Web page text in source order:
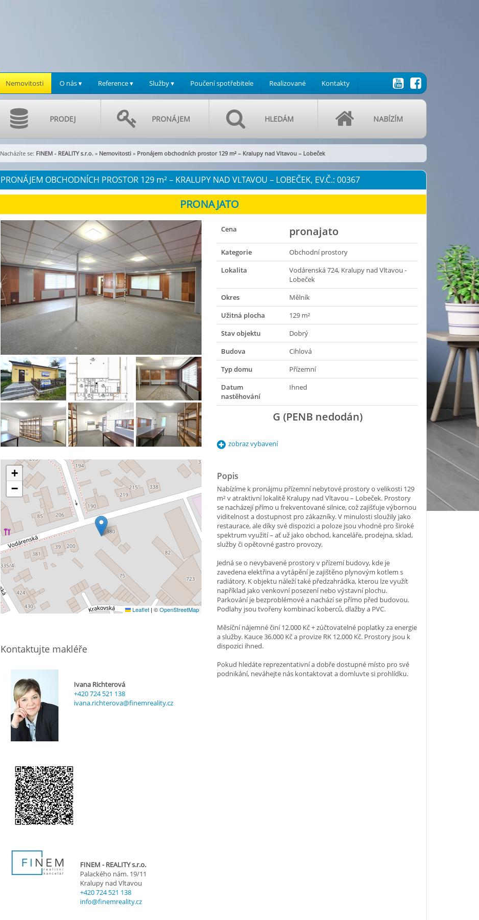
Nemovitosti O nás ▾ Reference ▾ Služby ▾ Poučení spotřebitele Realizované Kontakty
PRODEJ PRONÁJEM HLEDÁM NABÍZÍM
Nacházíte se: FINEM - REALITY s.r.o. » Nemovitosti » Pronájem obchodních prostor 129 m² – Kralupy nad Vltavou – Lobeček
PRONÁJEM OBCHODNÍCH PROSTOR 129 m²– KRALUPY NAD VLTAVOU – LOBEČEK, EV.Č.: 00367
+
−
Leaflet | ©OpenStreetMap
Kontaktujte makléře
Ivana Richterová
+420 724 521 138
ivana.richterova@finemreality.cz
FINEM - REALITY s.r.o.
Palackého nám. 19/11
Kralupy nad Vltavou
+420 724 521 138
info@finemreality.cz
Cena pronajato
Kategorie
Obchodní prostory
Lokalita
Vodárenská 724, Kralupy nad Vltavou -
Lobeček
Okres
Mělník
Užitná plocha
129 m²
Stav objektu
Dobrý
Budova
Cihlová
Typ domu
Přízemní
Datum
nastěhování
Ihned
G (PENB nedodán)
zobraz vybavení
Popis
Nabízíme k pronájmu přízemní nebytové prostory o velikosti 129
m² v atraktivní lokalitě Kralupy nad Vltavou – Lobeček. Prostory
se nacházejí přímo u frekventované silnice, což zajišťuje výbornou
viditelnost a dostupnost pro zákazníky. V minulosti sloužily jako
restaurace, ale díky své dispozici a poloze jsou vhodné pro široké
spektrum využití – ať už jako obchod, kanceláře, prodejna, sklad,
služby či opětovné gastro provozy.
Jedná se o nevybavené prostory v přízemí budovy, kde je
zavedena elektřina a vytápění je zajištěno plynovým kotlem s
radiátory. K objektu náleží také předzahrádka, kterou lze využít
například jako venkovní posezení nebo výstavní plochu.
Parkování je bezproblémové a nachází se přímo před budovou.
Podlahy jsou tvořeny kombinací koberců, dlažby a PVC.
Měsíční nájemné činí 12.000 Kč + zúčtovatelné poplatky za energie
a služby. Kauce 36.000 Kč a provize RK 12.000 Kč. Prostory jsou k
dispozici ihned.
Pokud hledáte reprezentativní a dobře dostupné místo pro své
podnikání, neváhejte nás kontaktovat a domluvte si prohlídku.